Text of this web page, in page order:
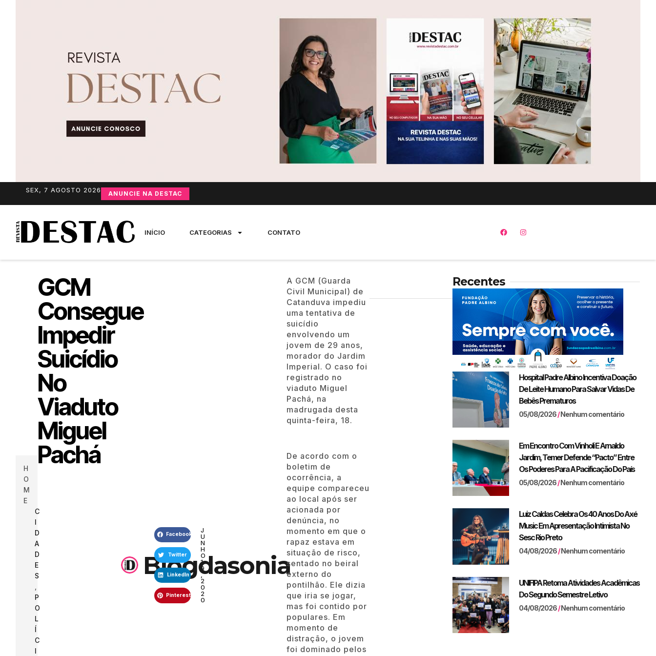
SEX, 7 AGOSTO 2026 ANUNCIE NA DESTAC
INÍCIO CATEGORIAS CONTATO
H
O
M
E
C
I
D
A
D
E
S
P
O
L
Í
C
I
GCM
Consegue
Impedir
Suicídio
No
Viaduto
Miguel
Pachá
Blogdasonia
Facebook
Twitter
LinkedIn
Pinterest
J
U
N
H
O
1
9
,
2
0
2
0
A GCM (Guarda
Civil Municipal) de
Catanduva impediu
uma tentativa de
suicídio
envolvendo um
jovem de 29 anos,
morador do Jardim
Imperial. O caso foi
registrado no
viaduto Miguel
Pachá, na
madrugada desta
quinta-feira, 18.
De acordo com o
boletim de
ocorrência, a
equipe compareceu
ao local após ser
acionada por
denúncia, no
momento em que o
rapaz estava em
situação de risco,
sentado no beiral
externo do
pontilhão. Ele dizia
que iria se jogar,
mas foi contido por
populares. Em
momento de
distração, o jovem
foi dominado pelos
Recentes
Hospital Padre Albino Incentiva Doação
De Leite Humano Para Salvar Vidas De
Bebês Prematuros
05/08/2026 Nenhum comentário
Em Encontro Com Vinholi E Arnaldo
Jardim, Temer Defende “pacto” Entre
Os Poderes Para A Pacificação Do País
05/08/2026 Nenhum comentário
Luiz Caldas Celebra Os 40 Anos Do Axé
Music Em Apresentação Intimista No
Sesc Rio Preto
04/08/2026 Nenhum comentário
UNIFIPA Retoma Atividades Acadêmicas
Do Segundo Semestre Letivo
04/08/2026 Nenhum comentário